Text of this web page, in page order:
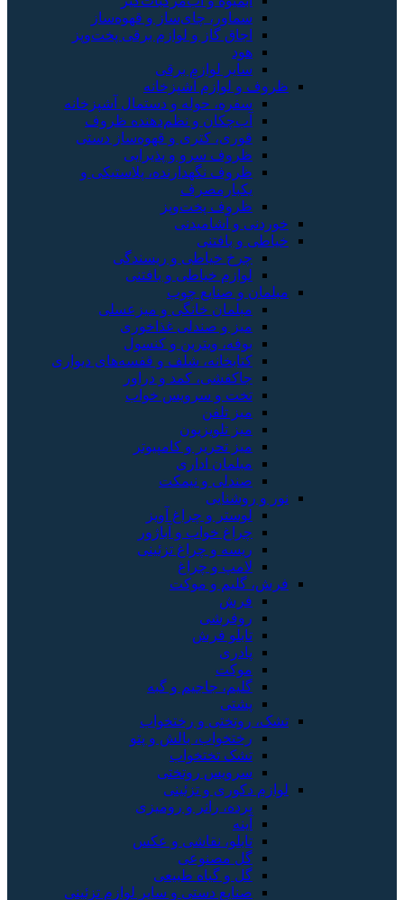
سماور، چای‌ساز و قهوه‌ساز
اجاق گاز و لوازم برقی پخت‌وپز
هود
سایر لوازم برقی
ظروف و لوازم آشپزخانه
سفره، حوله و دستمال آشپزخانه
آب‌چکان و نظم‌دهنده ظروف
قوری، کتری و قهوه‌ساز دستی
ظروف سرو و پذیرایی
ظروف نگهدارنده، پلاستیکی و
یکبارمصرف
ظروف پخت‌وپز
خوردنی و آشامیدنی
خیاطی و بافتنی
چرخ خیاطی و ریسندگی
لوازم خیاطی و بافتنی
مبلمان و صنایع چوب
مبلمان خانگی و میزعسلی
میز و صندلی غذاخوری
بوفه، ویترین و کنسول
کتابخانه، شلف و قفسه‌های دیواری
جاکفشی، کمد و دراور
تخت و سرویس خواب
میز تلفن
میز تلویزیون
میز تحریر و کامپیوتر
مبلمان اداری
صندلی و نیمکت
نور و روشنایی
لوستر و چراغ آویز
چراغ خواب و آباژور
ریسه و چراغ تزئینی
لامپ و چراغ
فرش، گلیم و موکت
فرش
روفرشی
تابلو فرش
پادری
موکت
گلیم، جاجیم و گبه
پشتی
تشک، روتختی و رختخواب
رختخواب، بالش و پتو
تشک تختخواب
سرویس روتختی
لوازم دکوری و تزئینی
پرده، رانر و رومیزی
آینه
تابلو، نقاشی و عکس
گل مصنوعی
گل و گیاه طبیعی
صنایع دستی و سایر لوازم تزئینی